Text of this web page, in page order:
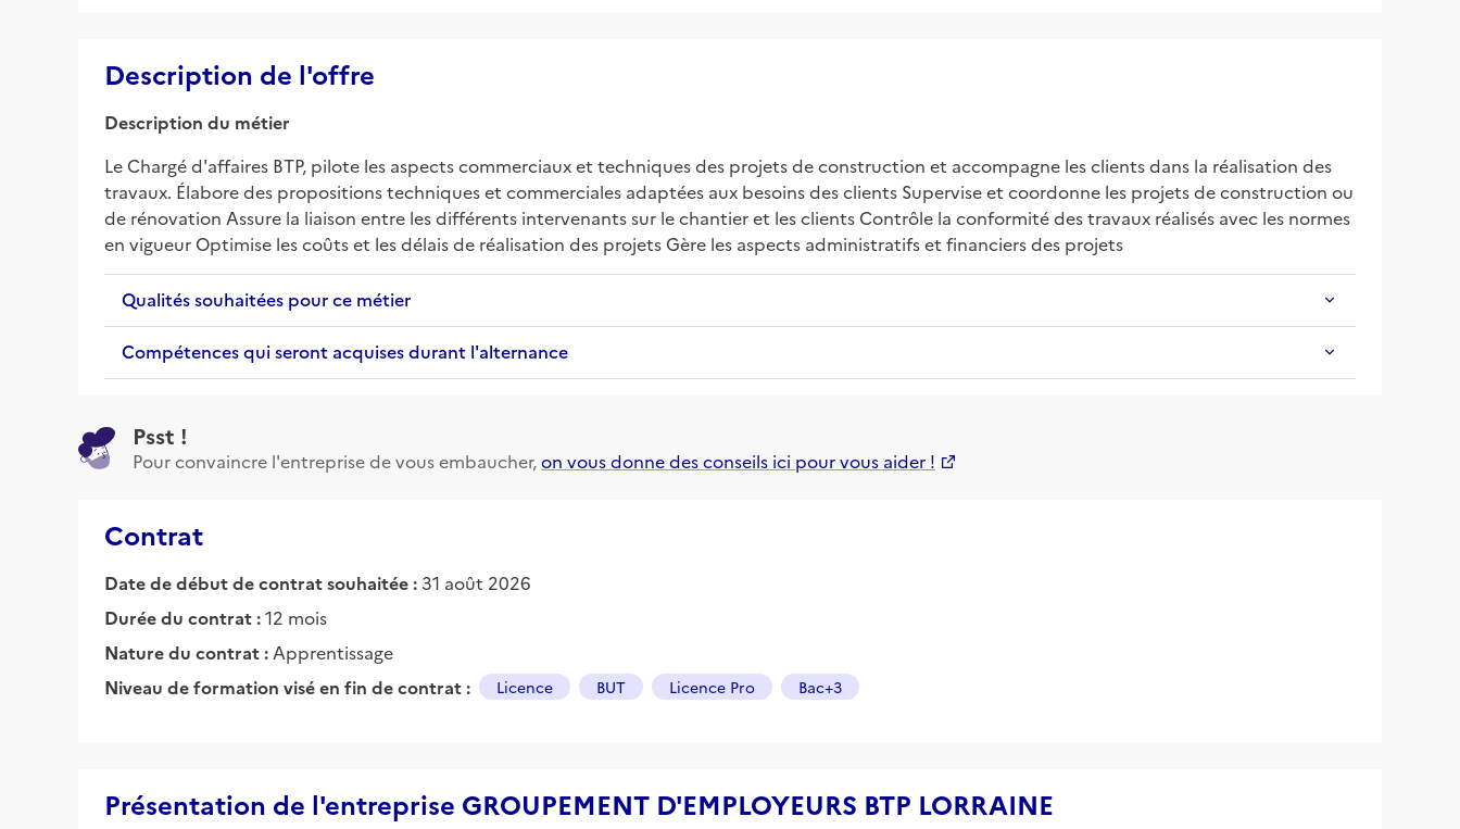
Description de l'offre
Description du métier
Le Chargé d'affaires BTP, pilote les aspects commerciaux et techniques des projets de construction et accompagne les clients dans la réalisation des
travaux. Élabore des propositions techniques et commerciales adaptées aux besoins des clients Supervise et coordonne les projets de construction ou
de rénovation Assure la liaison entre les différents intervenants sur le chantier et les clients Contrôle la conformité des travaux réalisés avec les normes
en vigueur Optimise les coûts et les délais de réalisation des projets Gère les aspects administratifs et financiers des projets
Qualités souhaitées pour ce métier
Compétences qui seront acquises durant l'alternance
Psst !
Pour convaincre l'entreprise de vous embaucher,on vous donne des conseils ici pour vous aider !
Contrat
Date de début de contrat souhaitée : 31 août 2026
Durée du contrat :12 mois
Nature du contrat : Apprentissage
Niveau de formation visé en fin de contrat :
Licence BUT Licence Pro Bac+3
Présentation de l'entreprise GROUPEMENT D'EMPLOYEURS BTP LORRAINE